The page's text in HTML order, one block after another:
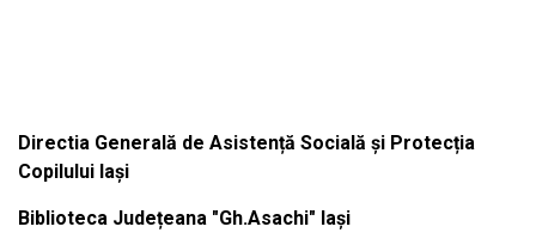
Directia Generală de Asistență Socială și Protecția
Copilului Iași
Biblioteca Județeana "Gh.Asachi" Iași